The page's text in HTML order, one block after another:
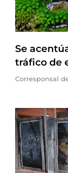
Se
tráfico de
Corresponsal